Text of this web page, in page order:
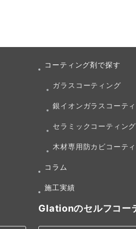
コーティング剤で探す
ガラスコーティング
銀イオンガラスコーテ
セラミックコーティング
木材専用防カビコーテ
コラム
施工実績
Glationのセルフコー